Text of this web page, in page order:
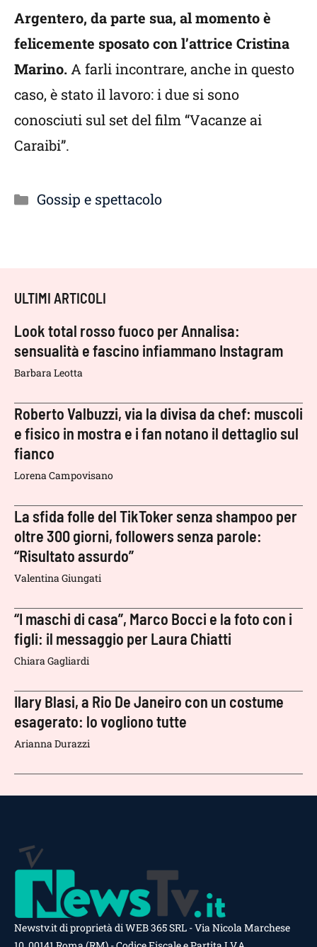
Argentero, da parte sua, al momento è
felicemente sposato con l’attrice Cristina
Marino.A farli incontrare, anche in questo
caso, è stato il lavoro: i due si sono
conosciuti sul set del film “Vacanze ai
Caraibi”.
Categorie
Gossip e spettacolo
ULTIMI ARTICOLI
Look total rosso fuoco per Annalisa:
sensualità e fascino infiammano Instagram
Barbara Leotta
Roberto Valbuzzi, via la divisa da chef: muscoli
e fisico in mostra e i fan notano il dettaglio sul
fianco
Lorena Campovisano
La sfida folle del TikToker senza shampoo per
oltre 300 giorni, followers senza parole:
“Risultato assurdo”
Valentina Giungati
“I maschi di casa”, Marco Bocci e la foto con i
figli: il messaggio per Laura Chiatti
Chiara Gagliardi
Ilary Blasi, a Rio De Janeiro con un costume
esagerato: lo vogliono tutte
Arianna Durazzi
Newstv.it di proprietà di WEB 365 SRL - Via Nicola Marchese